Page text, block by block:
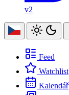
v2
Feed
Watchlist
Kalendář